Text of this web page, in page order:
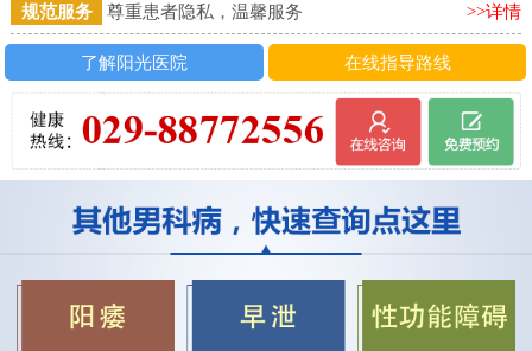
规范服务 尊重患者隐私，温馨服务 >>详情
了解阳光医院 在线指导路线